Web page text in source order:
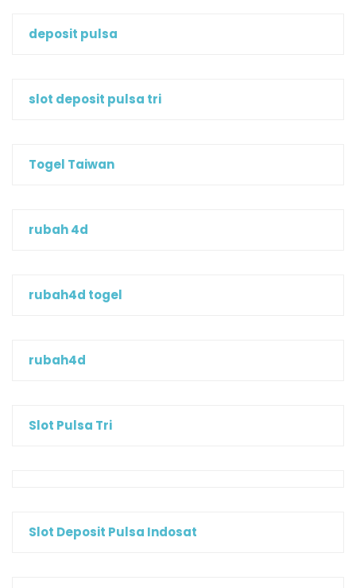
deposit pulsa
slot deposit pulsa tri
Togel Taiwan
rubah 4d
rubah4d togel
rubah4d
Slot Pulsa Tri
Slot Deposit Pulsa Indosat